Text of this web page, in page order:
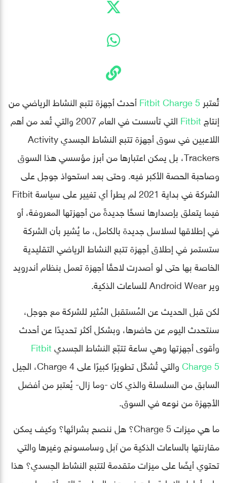
تُُعتبر Fitbit Charge 5أحدث أجهزة تتبع النشاط الرياضي من
إنتاجFitbit
التي تأسست في العام 2007 والتي تُعد من أهم
اللاعبين في سوق أجهزة تتبع النشاط الجسدي Activity
Trackers، بل يمكن اعتبارها من أبرز مؤسسي هذا السوق
وصاحبة الحصة الأكبر فيه. وحتى بعد استحواذ جوجل على
الشركة في بداية 2021 لم يطرأ أي تغيير على سياسة Fitbit
فيما يتعلق بإصدارها نسخًا جديدةً من أجهزتها المعروفة، أو
في إطلاقها لسلاسل جديدة بالكامل، ما يُشير بأن الشركة
ستستمر في إطلاق أجهزة تتبع النشاط الرياضي التقليدية
الخاصة بها حتى لو أصدرت لاحقًا أجهزة تعمل بنظام أندرويد
وير Android Wear للساعات الذكية.
لكن قبل الحديث عن المُستقبل المُثير للشركة مع جوجل،
سنتحدث اليوم عن حاضرها، وبشكل أكثر تحديدًا عن أحدث
وأقوى أجهزتها وهي ساعة تتبّع النشاط الجسديFitbit
Charge 5
والتي تُشكّل تطويرًا كبيرًا على Charge 4، الجيل
السابق من السلسلة والذي كان -وما زال- يُعتبر من أفضل
الأجهزة من نوعه في السوق.
ما هي ميزات Charge 5؟ هل ننصح بشرائها؟ وكيف يمكن
مقارنتها بالساعات الذكية من آبل وسامسونج وغيرها والتي
تحتوي أيضًا على ميزات متقدمة لتتبع النشاط الجسدي؟ هذا